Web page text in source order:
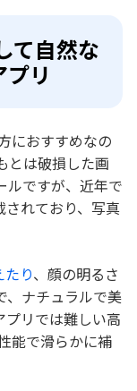
て自然な
リ
におすすめなの
とは破損した画
ルですが、近年で
れており、写真
り、顔の明るさ
、ナチュラルで美
プリでは難しい高
能で滑らかに補